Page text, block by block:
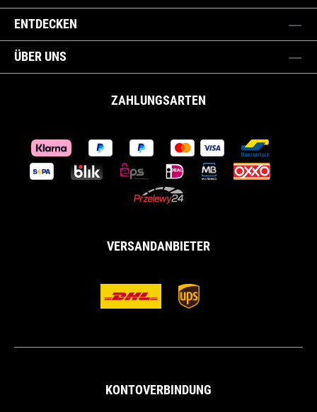
ENTDECKEN
ÜBER UNS
ZAHLUNGSARTEN
VERSANDANBIETER
KONTOVERBINDUNG